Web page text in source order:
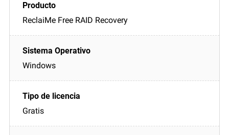
ReclaiMe Free RAID Recovery
Windows
Gratis